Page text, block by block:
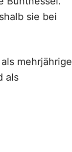
sie bei
mehrjährige
als